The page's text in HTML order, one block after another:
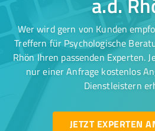
Wer wird gern von Kunden
Treffern für Psychologische
Rhön Ihren passenden Experten.
nur einer Anfrage kostenlos
Dienstleistern
JETZT EXPERTEN